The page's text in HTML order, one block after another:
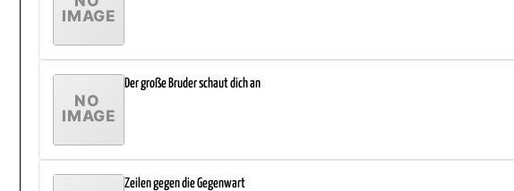
Der große Bruder schaut dich an
Zeilen gegen die Gegenwart